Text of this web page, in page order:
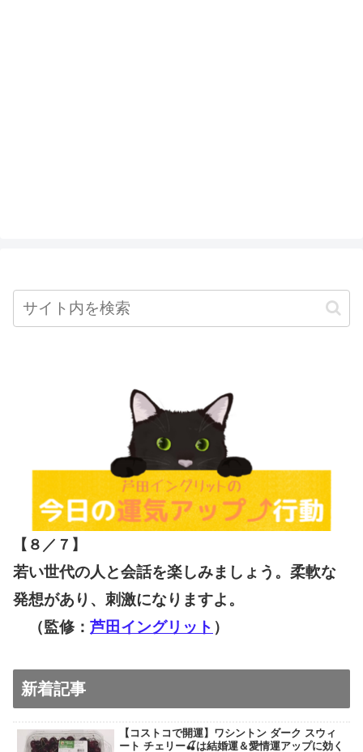
【８／７ 】
若い世代の人と会話を楽しみましょう。柔軟な
発想があり、刺激になりますよ。
（監修： 芦田イングリット ）
新着記事
【コストコで開運】ワシントン ダーク スウィ
ート チェリー🍒は結婚運＆愛情運アップに効く